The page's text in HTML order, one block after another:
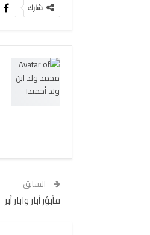
شارك
السابق
فأبؤر أبآر وآبار أبر